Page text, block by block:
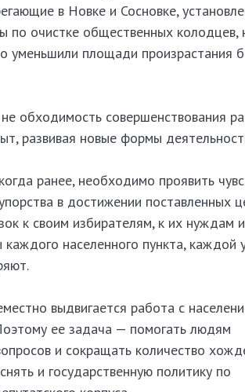
в Новке и Сосновке,
по очистке общественных колодцев,
уменьшили площади произрастания
обходимость совершенствования
развивая новые формы
ранее, необходимо проявить
в достижении поставленных
к своим избирателям, к их нуждам и
населенного пункта, каждой
выдвигается работа с
ее задача — помогать людям
и сокращать количество
и государственную политику по